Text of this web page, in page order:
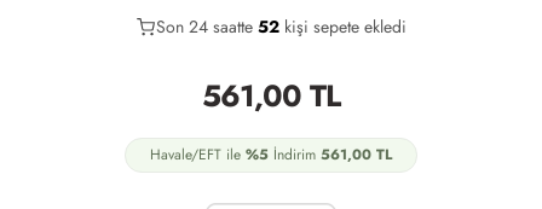
40
Son 24 saatte 52kişi sepete ekledi
14
561,00TL
Havale/EFT ile %5 İndirim 561,00 TL